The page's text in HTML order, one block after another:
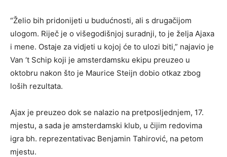
“Želio bih pridonijeti u budućnosti, ali s drugačijom
ulogom. Riječ je o višegodišnjoj suradnji, to je želja Ajaxa
i mene. Ostaje za vidjeti u kojoj će to ulozi biti,” najavio je
Van ‘t Schip koji je amsterdamsku ekipu preuzeo u
oktobru nakon što je Maurice Steijn dobio otkaz zbog
loših rezultata.
Ajax je preuzeo dok se nalazio na pretposljednjem, 17.
mjestu, a sada je amsterdamski klub, u čijim redovima
igra bh. reprezentativac Benjamin Tahirović, na petom
mjestu.